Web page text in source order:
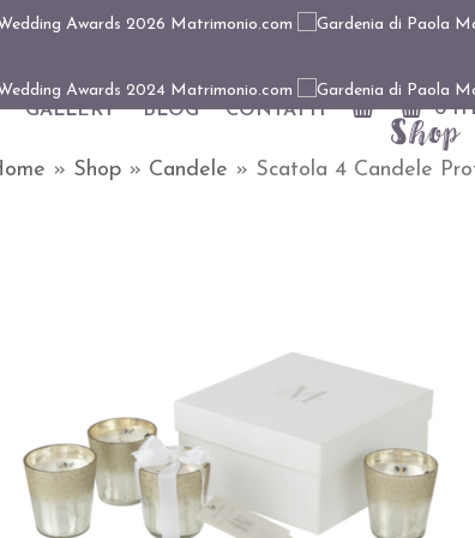
GALLERY BLOG CONTATTI 0
Shop
» Shop » Candele » Scatola 4 Candele